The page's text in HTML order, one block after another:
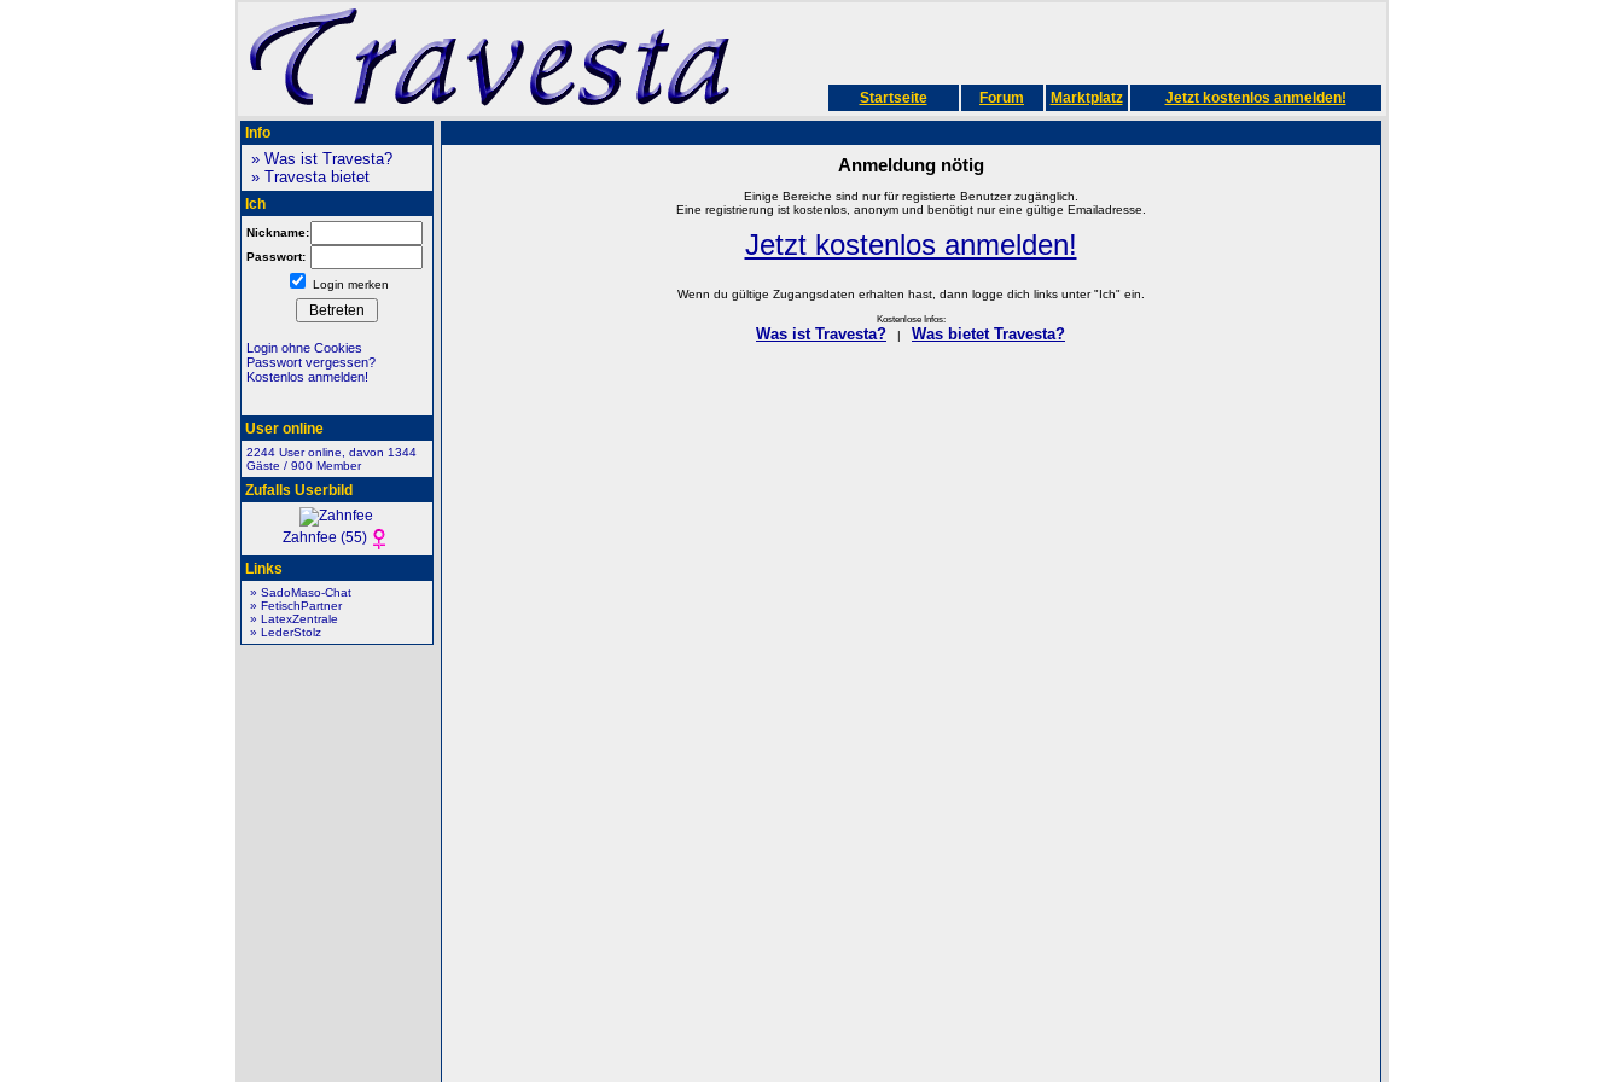
Startseite Forum Marktplatz Jetzt kostenlos anmelden!
Info
» Was ist Travesta?
» Travesta bietet
Ich
Nickname:
Passwort:
Login merken
Login ohne Cookies
Passwort vergessen?
Kostenlos anmelden!
User online
2244 User online, davon 1344
Gäste / 900 Member
Zufalls Userbild
Zahnfee (55)
Links
» SadoMaso-Chat
» FetischPartner
» LatexZentrale
» LederStolz
Anmeldung nötig
Einige Bereiche sind nur für registierte Benutzer zugänglich.
Eine registrierung ist kostenlos, anonym und benötigt nur eine gültige Emailadresse.
Jetzt kostenlos anmelden!
Wenn du gültige Zugangsdaten erhalten hast, dann logge dich links unter "Ich" ein.
Kostenlose Infos:
Was ist Travesta? Was bietet Travesta?